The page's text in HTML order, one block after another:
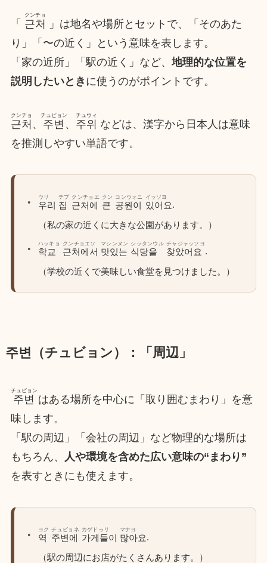
「 근처
クンチョ
」は地名や場所とセットで、「そのあた
り」「〜の近く」という意味を表します。
「家の近所」「駅の近く」など、地理的な位置を
説明したいとき に使うのがポイントです。
근처
クンチョ
、 주변
チュビョン
、 주위
チュウィ
などは、漢字から日本人は意味
を推測しやすい単語です。
우리
ウリ
집
チプ
근처에
クンチョエ
큰
クン
공원이
コンウォニ
있어요
イッソヨ
.
（私の家の近くに大きな公園があります。）
학교
ハッキョ
근처에서
クンチョエソ
맛있는
マシンヌン
식당을
シッタンウル
찾았어요
チャジャッソヨ
.
（学校の近くで美味しい食堂を見つけました。）
주변（チュビョン）：「周辺」
주변
チュビョン
はある場所を中心に「取り囲むまわり」を意
味します。
「駅の周辺」「会社の周辺」など物理的な場所は
もちろん、
人や環境を含めた広い意味の“まわり”
を表すときにも使えます。
역
ヨク
주변에
チュビョネ
가게들이
カゲドゥリ
많아요
マナヨ
.
（駅の周辺にお店がたくさんあります。）